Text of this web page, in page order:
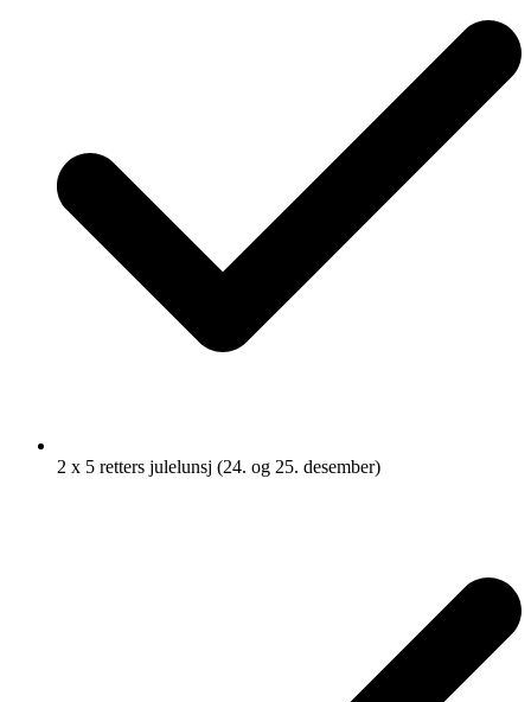
2 x 5 retters julelunsj (24. og 25. desember)